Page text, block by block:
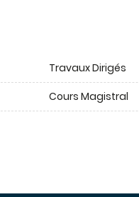
Travaux Dirigés
Cours Magistral